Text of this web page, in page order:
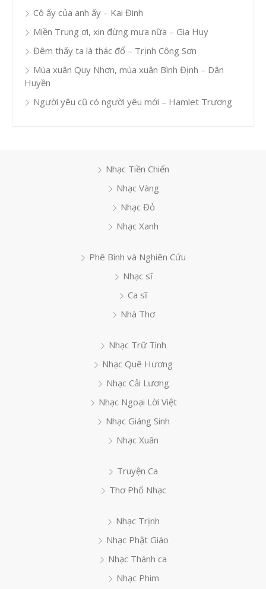
Cô ấy của anh ấy – Kai Đinh
Miền Trung ơi, xin đừng mưa nữa – Gia Huy
Đêm thấy ta là thác đổ – Trịnh Công Sơn
Mùa xuân Quy Nhơn, mùa xuân Bình Định – Dân
Huyền
Người yêu cũ có người yêu mới – Hamlet Trương
Nhạc Tiền Chiến
Nhạc Vàng
Nhạc Đỏ
Nhạc Xanh
Phê Bình và Nghiên Cứu
Nhạc sĩ
Ca sĩ
Nhà Thơ
Nhạc Trữ Tình
Nhạc Quê Hương
Nhạc Cải Lương
Nhạc Ngoại Lời Việt
Nhạc Giáng Sinh
Nhạc Xuân
Truyện Ca
Thơ Phổ Nhạc
Nhạc Trịnh
Nhạc Phật Giáo
Nhạc Thánh ca
Nhạc Phim